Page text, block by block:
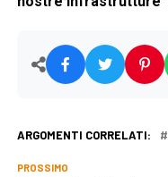
ARGOMENTI CORRELATI:
PROSSIMO